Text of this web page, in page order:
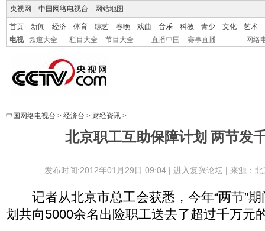
央视网 中国网络电视台 网站地图
首页 新闻 经济 体育 综艺 春晚 戏曲 音乐 科教 青少 文化
艺术
电视
频道大全 栏目大全 节目大全 直播中国 赛事直播 网络
中国网络电视台 > 经济台 > 财经资讯 >
北京职工互助保障计划 两节发
发布时间:2012年01月29日 09:04 | 进入复兴论坛| 来源：
记者从北京市总工会获悉，今年“两节”期
划共向5000余名出险职工送去了超过千万元